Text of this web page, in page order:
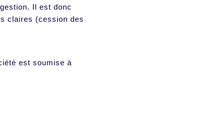
Il est donc
claires (cession des
est soumise à